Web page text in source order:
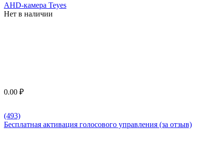
AHD-камера Teyes
Нет в наличии
0.00 ₽
(493)
Бесплатная активация голосового управления (за отзыв)